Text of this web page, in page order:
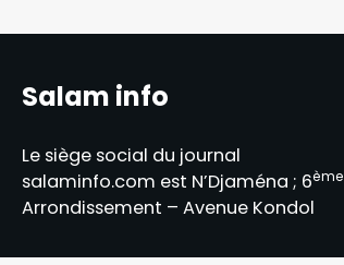
Salam info
Le siège social du journal
salaminfo.com est N’Djaména ; 6ème
Arrondissement – Avenue Kondol